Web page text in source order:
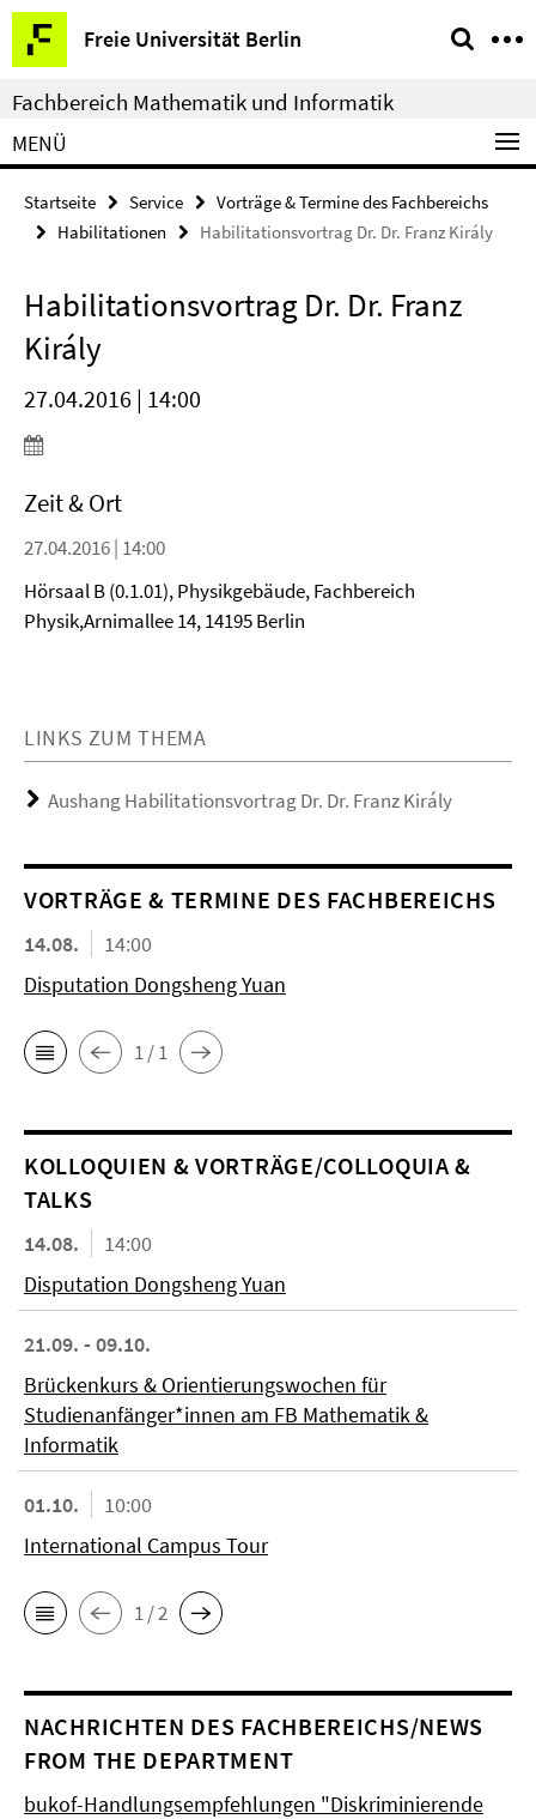
Springe
direkt
zu
Inhalt
Freie Universität Berlin
Service-
Navigation
Fachbereich Mathematik und Informatik
MENÜ
Startseite Service
Vorträge & Termine des Fachbereichs
Habilitationen
Habilitationsvortrag Dr. Dr. Franz Király
Habilitationsvortrag Dr. Dr. Franz
Király
27.04.2016 | 14:00
Zeit & Ort
27.04.2016 | 14:00
Hörsaal B (0.1.01), Physikgebäude, Fachbereich
Physik,Arnimallee 14, 14195 Berlin
LINKS ZUM THEMA
Aushang Habilitationsvortrag Dr. Dr. Franz Király
VORTRÄGE & TERMINE DES FACHBEREICHS
14.08.
14:00
Disputation Dongsheng Yuan
1 / 1
KOL­LO­QUIEN & VORTRÄGE/COLLOQUIA &
TALKS
14.08.
14:00
Disputation Dongsheng Yuan
21.09. - 09.10.
Brückenkurs & Orientierungswochen für
Studienanfänger*innen am FB Mathematik &
Informatik
01.10.
10:00
International Campus Tour
1 / 2
NACHRICHTEN DES FACHBEREICHS/NEWS
FROM THE DEPARTMENT
bukof-Handlungsempfehlungen "Diskriminierende